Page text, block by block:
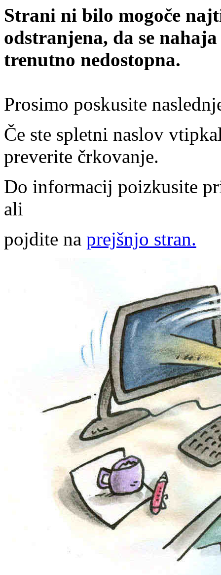
Strani ni bilo mogoče
odstranjena, da se
trenutno nedostopna.
Prosimo poskusite
Če ste spletni naslov
preverite črkovanje.
Do informacij poizkusite
ali
pojdite na prejšnjo stran.